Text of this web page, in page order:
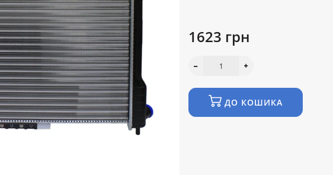
1623 грн
ДО КОШИКА